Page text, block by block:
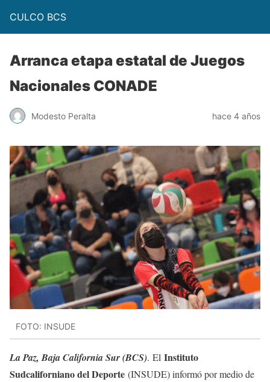
CULCO BCS
Arranca etapa estatal de Juegos
Nacionales CONADE
Modesto Peralta hace 4 años
FOTO: INSUDE
La Paz, Baja California Sur (BCS). El Instituto
Sudcaliforniano del Deporte (INSUDE) informó por medio de